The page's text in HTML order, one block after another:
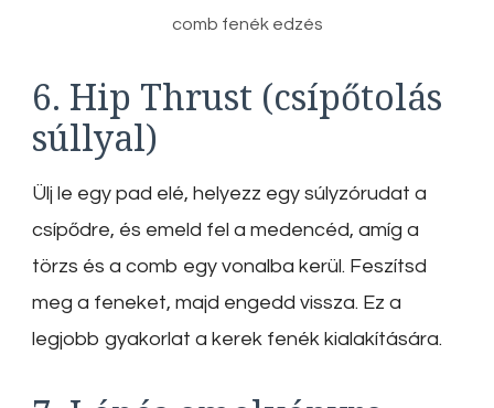
comb fenék edzés
6. Hip Thrust (csípőtolás
súllyal)
Ülj le egy pad elé, helyezz egy súlyzórudat a
csípődre, és emeld fel a medencéd, amíg a
törzs és a comb egy vonalba kerül. Feszítsd
meg a feneket, majd engedd vissza. Ez a
legjobb gyakorlat a kerek fenék kialakítására.